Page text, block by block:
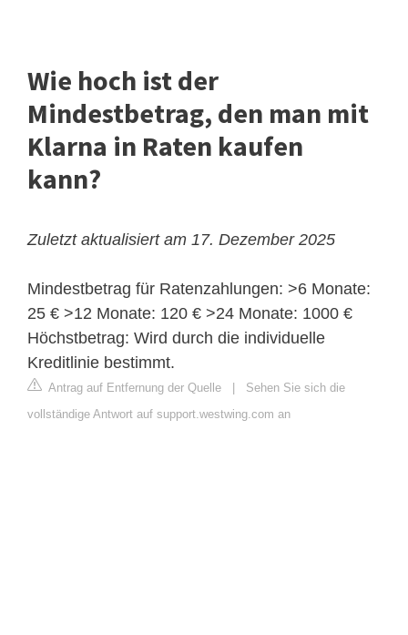
Wie hoch ist der
Mindestbetrag, den man mit
Klarna in Raten kaufen
kann?
Zuletzt aktualisiert am 17. Dezember 2025
Mindestbetrag für Ratenzahlungen: >6 Monate:
25 € >12 Monate: 120 € >24 Monate: 1000 €
Höchstbetrag: Wird durch die individuelle
Kreditlinie bestimmt.
Antrag auf Entfernung der Quelle
Sehen Sie sich die
vollständige Antwort auf support.westwing.com an